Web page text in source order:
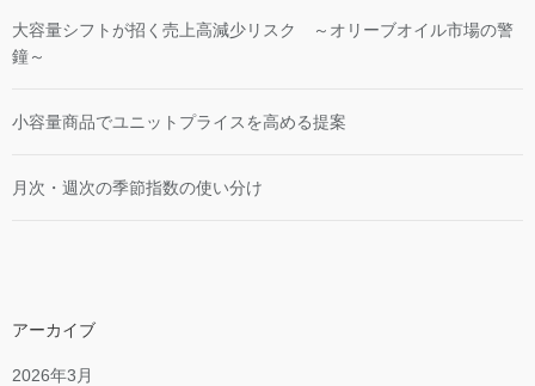
大容量シフトが招く売上高減少リスク ～オリーブオイル市場の警
鐘～
小容量商品でユニットプライスを高める提案
月次・週次の季節指数の使い分け
アーカイブ
2026年3月